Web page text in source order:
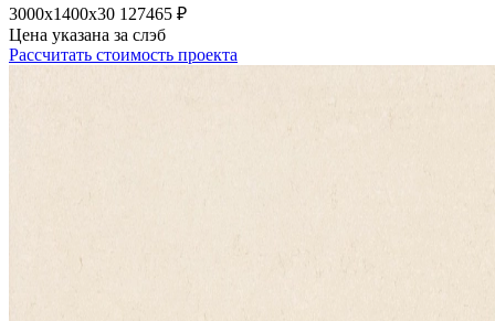
3000х1400х30 127465 ₽
Цена указана за слэб
Рассчитать стоимость проекта